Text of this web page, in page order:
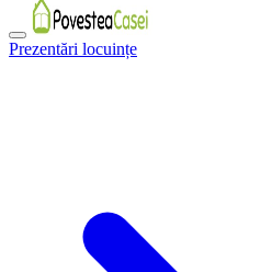
Prezentări locuințe